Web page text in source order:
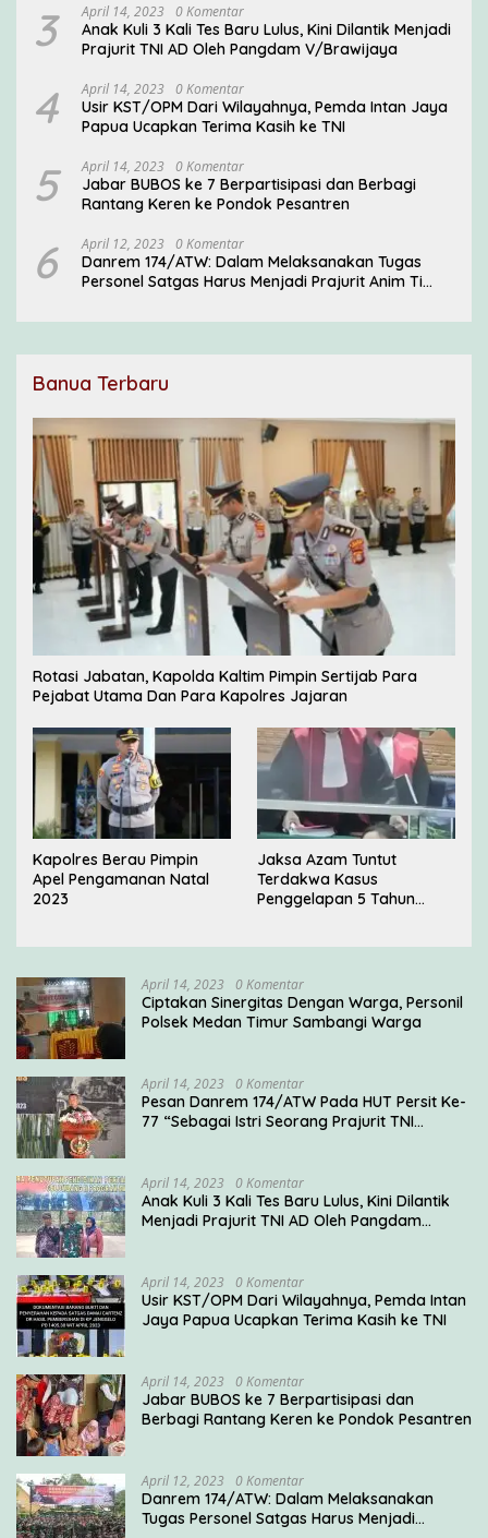
3 April 14, 2023 0 Komentar
Anak Kuli 3 Kali Tes Baru Lulus, Kini Dilantik Menjadi
Prajurit TNI AD Oleh Pangdam V/Brawijaya
4 April 14, 2023 0 Komentar
Usir KST/OPM Dari Wilayahnya, Pemda Intan Jaya
Papua Ucapkan Terima Kasih ke TNI
5 April 14, 2023 0 Komentar
Jabar BUBOS ke 7 Berpartisipasi dan Berbagi
Rantang Keren ke Pondok Pesantren
6 April 12, 2023 0 Komentar
Danrem 174/ATW: Dalam Melaksanakan Tugas
Personel Satgas Harus Menjadi Prajurit Anim Ti
Banua Terbaru
Rotasi Jabatan, Kapolda Kaltim Pimpin Sertijab Para
Pejabat Utama Dan Para Kapolres Jajaran
Kapolres Berau Pimpin
Apel Pengamanan Natal
2023
Jaksa Azam Tuntut
Terdakwa Kasus
Penggelapan 5 Tahun
April 14, 2023 0 Komentar
Ciptakan Sinergitas Dengan Warga, Personil
Polsek Medan Timur Sambangi Warga
April 14, 2023 0 Komentar
Pesan Danrem 174/ATW Pada HUT Persit Ke-
77 “Sebagai Istri Seorang Prajurit TNI
April 14, 2023 0 Komentar
Anak Kuli 3 Kali Tes Baru Lulus, Kini Dilantik
Menjadi Prajurit TNI AD Oleh Pangdam
April 14, 2023 0 Komentar
Usir KST/OPM Dari Wilayahnya, Pemda Intan
Jaya Papua Ucapkan Terima Kasih ke TNI
April 14, 2023 0 Komentar
Jabar BUBOS ke 7 Berpartisipasi dan
Berbagi Rantang Keren ke Pondok Pesantren
April 12, 2023 0 Komentar
Danrem 174/ATW: Dalam Melaksanakan
Tugas Personel Satgas Harus Menjadi